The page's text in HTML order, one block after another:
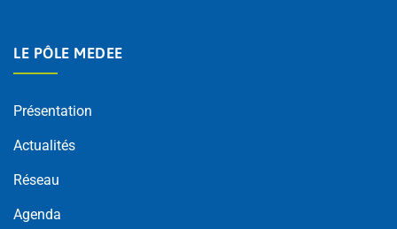
LE PÔLE MEDEE
Présentation
Actualités
Réseau
Agenda